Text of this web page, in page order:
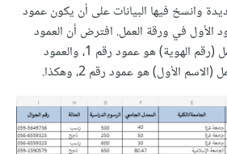
وانسخ فيها البيانات على أن يكون عمود
الأول في ورقة العمل. افترض أن العمود
الأول في ورقة العمل (رقم الهوية) هو عمود رقم 1، والعمود
الأول) هو عمود رقم 2، وهكذا.